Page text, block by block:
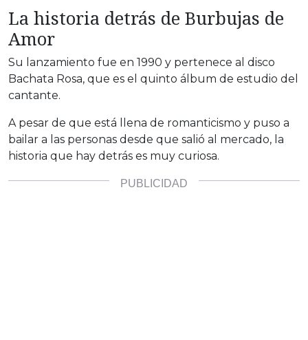
La historia detrás de Burbujas de
Amor
Su lanzamiento fue en 1990 y pertenece al disco
Bachata Rosa, que es el quinto álbum de estudio del
cantante.
A pesar de que está llena de romanticismo y puso a
bailar a las personas desde que salió al mercado, la
historia que hay detrás es muy curiosa.